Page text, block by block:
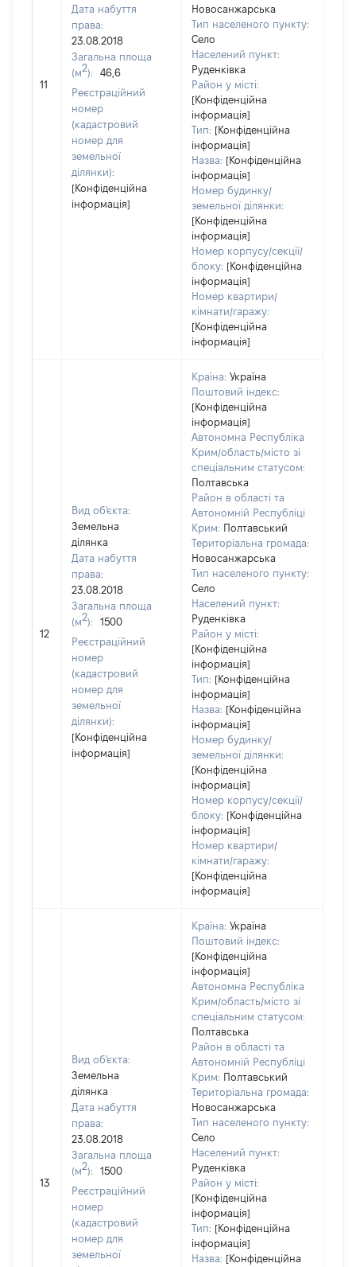
11
Дата набуття
права:
23.08.2018
Загальна площа
(м2):
46,6
Реєстраційний
номер
(кадастровий
номер для
земельної
ділянки):
[Конфіденційна
інформація]
Новосанжарська
Тип населеного пункту:
Село
Населений пункт:
Руденківка
Район у місті:
[Конфіденційна
інформація]
Тип: [Конфіденційна
інформація]
Назва: [Конфіденційна
інформація]
Номер будинку/
земельної ділянки:
[Конфіденційна
інформація]
Номер корпусу/секції/
блоку: [Конфіденційна
інформація]
Номер квартири/
кімнати/гаражу:
[Конфіденційна
інформація]
12
Вид об'єкта:
Земельна
ділянка
Дата набуття
права:
23.08.2018
Загальна площа
(м2):
1500
Реєстраційний
номер
(кадастровий
номер для
земельної
ділянки):
[Конфіденційна
інформація]
Країна: Україна
Поштовий індекс:
[Конфіденційна
інформація]
Автономна Республіка
Крим/область/місто зі
спеціальним статусом:
Полтавська
Район в області та
Автономній Республіці
Крим: Полтавський
Територіальна громада:
Новосанжарська
Тип населеного пункту:
Село
Населений пункт:
Руденківка
Район у місті:
[Конфіденційна
інформація]
Тип: [Конфіденційна
інформація]
Назва: [Конфіденційна
інформація]
Номер будинку/
земельної ділянки:
[Конфіденційна
інформація]
Номер корпусу/секції/
блоку: [Конфіденційна
інформація]
Номер квартири/
кімнати/гаражу:
[Конфіденційна
інформація]
13
Вид об'єкта:
Земельна
ділянка
Дата набуття
права:
23.08.2018
Загальна площа
(м2):
1500
Реєстраційний
номер
(кадастровий
номер для
земельної
Країна: Україна
Поштовий індекс:
[Конфіденційна
інформація]
Автономна Республіка
Крим/область/місто зі
спеціальним статусом:
Полтавська
Район в області та
Автономній Республіці
Крим: Полтавський
Територіальна громада:
Новосанжарська
Тип населеного пункту:
Село
Населений пункт:
Руденківка
Район у місті:
[Конфіденційна
інформація]
Тип: [Конфіденційна
інформація]
Назва: [Конфіденційна